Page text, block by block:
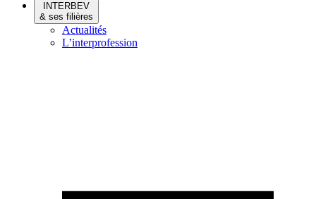
INTERBEV
& ses filières
Actualités
L’interprofession